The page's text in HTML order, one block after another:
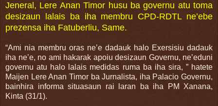
Jeneral, Lere Anan Timor husu ba governu atu toma
desizaun lalais ba iha membru CPD-RDTL ne’ebe
prezensa iha Fatuberliu, Same.
“Ami nia membru oras ne’e dadauk halo Exersisiu dadauk
iha ne’e, no ami hakarak apoiu desizaun Governu, ne’eduni
governu atu halo lalais medidas ruma ba iha sira, ” hatete
Maijen Lere Anan Timor ba Jurnalista, iha Palacio Governu,
bainhira informa situasaun rai laran ba iha PM Xanana,
Kinta (31/1).